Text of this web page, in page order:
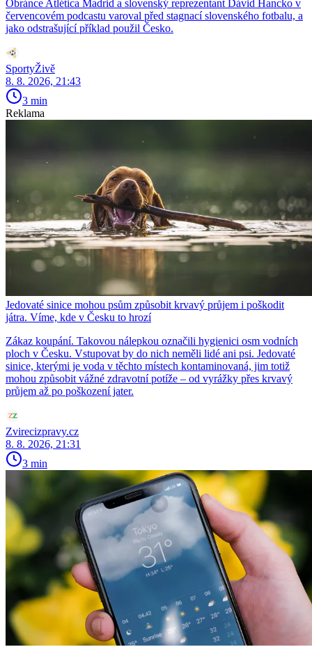
Obránce Atlética Madrid a slovenský reprezentant Dávid Hancko v
červencovém podcastu varoval před stagnací slovenského fotbalu, a
jako odstrašující příklad použil Česko.
SportyŽivě
8. 8. 2026, 21:43
3 min
Reklama
Jedovaté sinice mohou psům způsobit krvavý průjem i poškodit
játra. Víme, kde v Česku to hrozí
Zákaz koupání. Takovou nálepkou označili hygienici osm vodních
ploch v Česku. Vstupovat by do nich neměli lidé ani psi. Jedovaté
sinice, kterými je voda v těchto místech kontaminovaná, jim totiž
mohou způsobit vážné zdravotní potíže – od vyrážky přes krvavý
průjem až po poškození jater.
Zvirecizpravy.cz
8. 8. 2026, 21:31
3 min